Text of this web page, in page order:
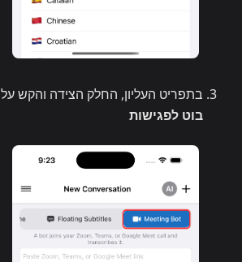
בתפריט העליון, החלק הצידה והקש על
בוט לפגישות